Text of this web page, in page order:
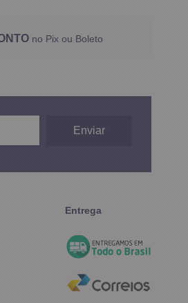
no Pix ou Boleto
Entrega